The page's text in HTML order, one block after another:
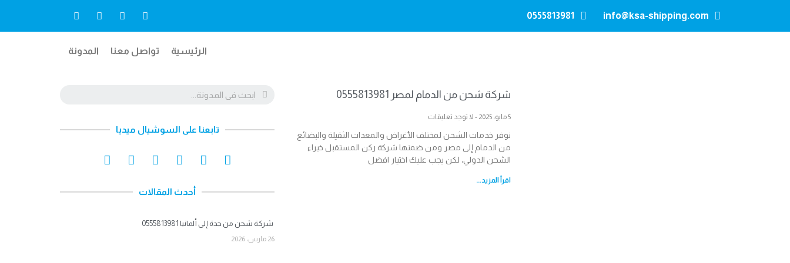
info@ksa-shipping.com
0555813981
الرئيسية تواصل معنا المدونة
شركة شحن من الدمام لمصر 0555813981
5 مايو، 2025 لا توجد تعليقات
نوفر خدمات الشحن لمختلف الأغراض والمعدات الثقيلة والبضائع
من الدمام إلى مصر ومن ضمنها شركة ركن المستقبل خبراء
الشحن الدولي، لكن يجب عليك اختيار افضل
اقرأ المزيد...
تابعنا على السوشيال ميديا
أحدث المقالات
شركة شحن من جدة إلى ألمانيا 0555813981
26 مارس، 2026